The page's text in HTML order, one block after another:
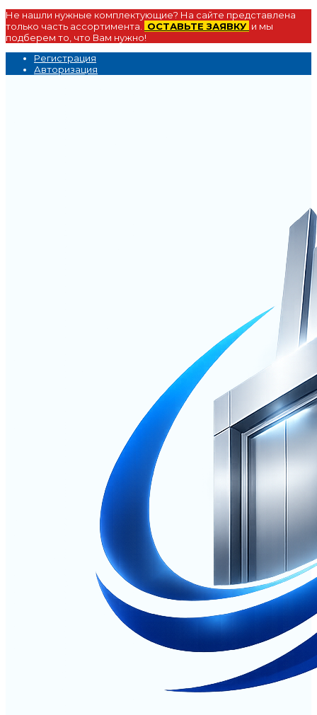
Не нашли нужные комплектующие? На сайте представлена
только часть ассортимента.
ОСТАВЬТЕ ЗАЯВКУ и мы
подберем то, что Вам нужно!
Регистрация
Авторизация